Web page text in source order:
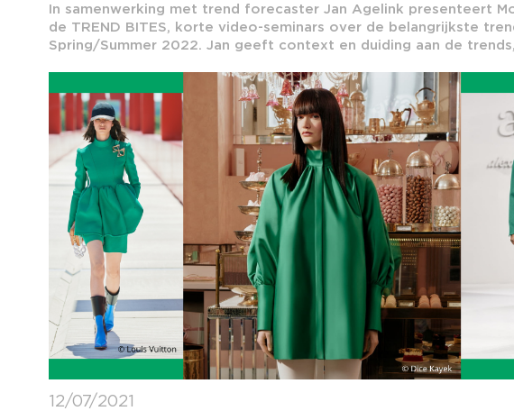
In samenwerking met trend forecaster Jan Agelink presenteert
de TREND BITES, korte video-seminars over de belangrijkste
Spring/Summer 2022. Jan geeft context en duiding aan de
12/07/2021